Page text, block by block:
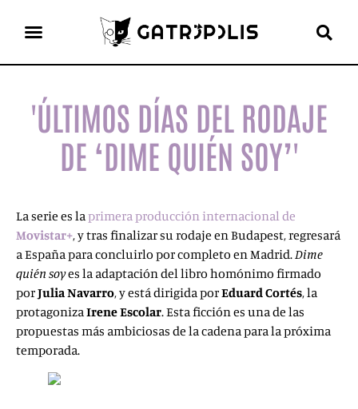
'ÚLTIMOS DÍAS DEL RODAJE
DE ‘DIME QUIÉN SOY’'
La serie es laprimera producción internacional de
Movistar+, y tras finalizar su rodaje en Budapest, regresará
a España para concluirlo por completo en Madrid.Dime
quién soyes la adaptación del libro homónimo firmado
porJulia Navarro, y está dirigida porEduard Cortés, la
protagonizaIrene Escolar. Esta ficción es una de las
propuestas más ambiciosas de la cadena para la próxima
temporada.